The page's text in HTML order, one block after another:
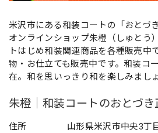
米沢市にある和装コートの「おとづ
オンラインショップ朱橙（しゅとう
トはじめ和装関連商品を各種販売中
物・お仕立ても販売中です。和装コ
在。和を思いっきり和を楽しみましょ
朱橙｜和装コートのおとづ
住所
山形県米沢市中央3丁